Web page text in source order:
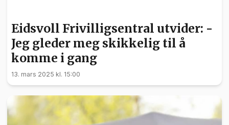
Eidsvoll Frivilligsentral utvider: -
Jeg gleder meg skikkelig til å
komme i gang
13. mars 2025 kl. 15:00